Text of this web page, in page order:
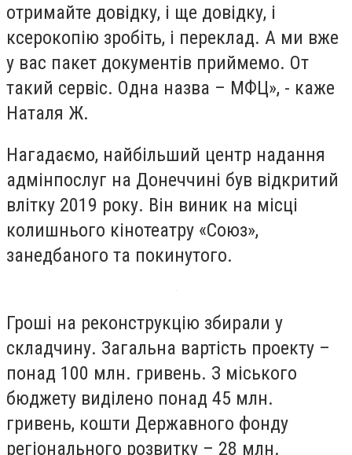
отримайте довідку, і ще довідку, і
ксерокопію зробіть, і переклад. А ми вже
у вас пакет документів приймемо. От
такий сервіс. Одна назва – МФЦ», - каже
Наталя Ж.
Нагадаємо, найбільший центр надання
адмінпослуг на Донеччині був відкритий
влітку 2019 року. Він виник на місці
колишнього кінотеатру «Союз»,
занедбаного та покинутого.
Гроші на реконструкцію збирали у
складчину. Загальна вартість проекту –
понад 100 млн. гривень. З міського
бюджету виділено понад 45 млн.
гривень, кошти Державного фонду
регіонального розвитку – 28 млн.